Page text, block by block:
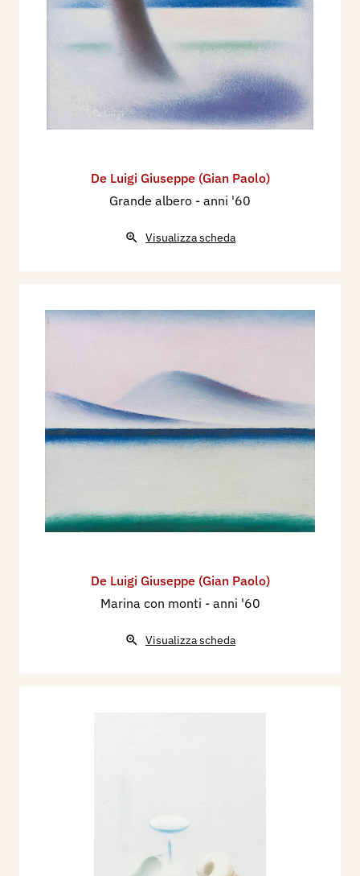
De Luigi Giuseppe (Gian Paolo)
Grande albero - anni '60
Visualizza scheda
De Luigi Giuseppe (Gian Paolo)
Marina con monti - anni '60
Visualizza scheda